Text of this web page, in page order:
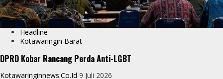
Headline
Kotawaringin Barat
DPRD Kobar Rancang Perda Anti-LGBT
Kotawaringinnews.co.id 9 Juli 2026